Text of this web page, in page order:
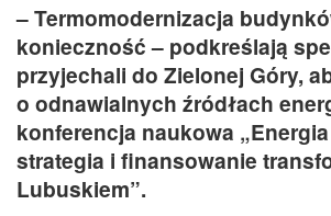
– Termomodernizacja
konieczność – podkreślają
przyjechali do Zielonej Góry,
o odnawialnych źródłach
konferencja naukowa
strategia i finansowanie
Lubuskiem”.